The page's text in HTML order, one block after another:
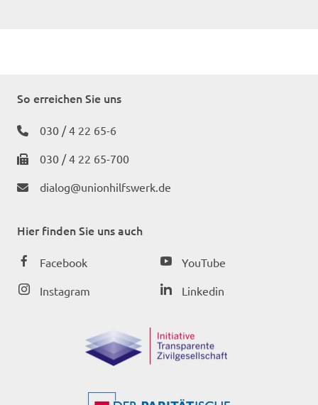
So erreichen Sie uns
030 / 4 22 65-6
030 / 4 22 65-700
dialog@unionhilfswerk.de
Hier finden Sie uns auch
Facebook
Instagram
YouTube
Linkedin